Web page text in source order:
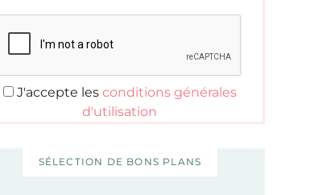
J'accepte les conditions générales
d'utilisation
SÉLECTION DE BONS PLANS